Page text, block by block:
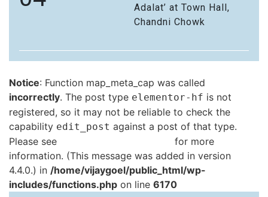
Adalat’ at Town Hall,
Chandni Chowk
Notice: Function map_meta_cap was called
incorrectly. The post type elementor-hf is not
registered, so it may not be reliable to check the
capability edit_post against a post of that type.
Please see
for more
information. (This message was added in version
4.4.0.) in /home/vijaygoel/public_html/wp-
includes/functions.php on line 6170